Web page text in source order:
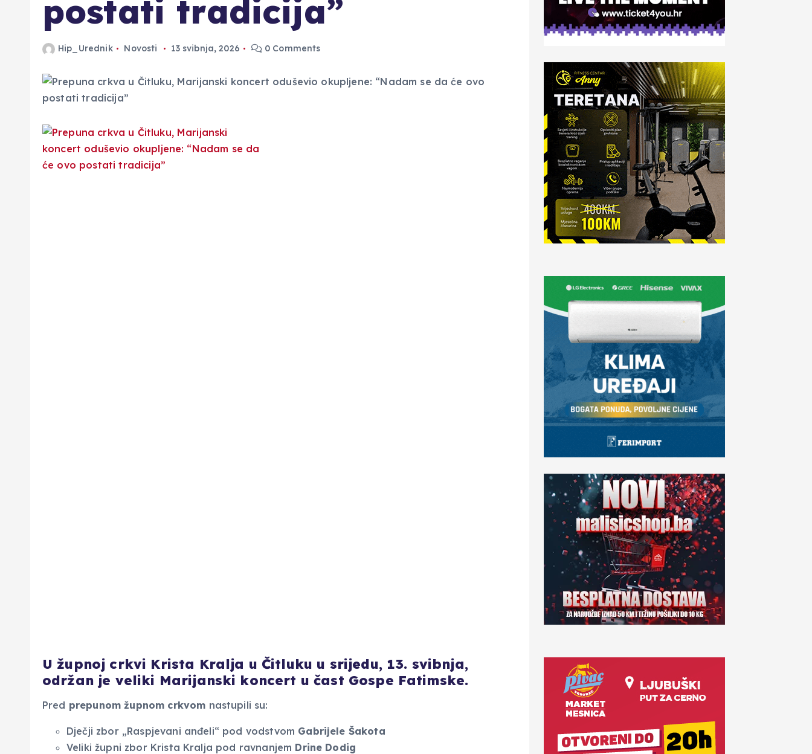
postati tradicija”
Hip_Urednik Novosti 13 svibnja, 2026 0 Comments
U župnoj crkvi Krista Kralja u Čitluku u srijedu, 13. svibnja,
održan je veliki Marijanski koncert u čast Gospe Fatimske.
Pred prepunom župnom crkvom nastupili su:
Dječji zbor „Raspjevani anđeli“ pod vodstvom Gabrijele Šakota
Veliki župni zbor Krista Kralja pod ravnanjem Drine Dodig